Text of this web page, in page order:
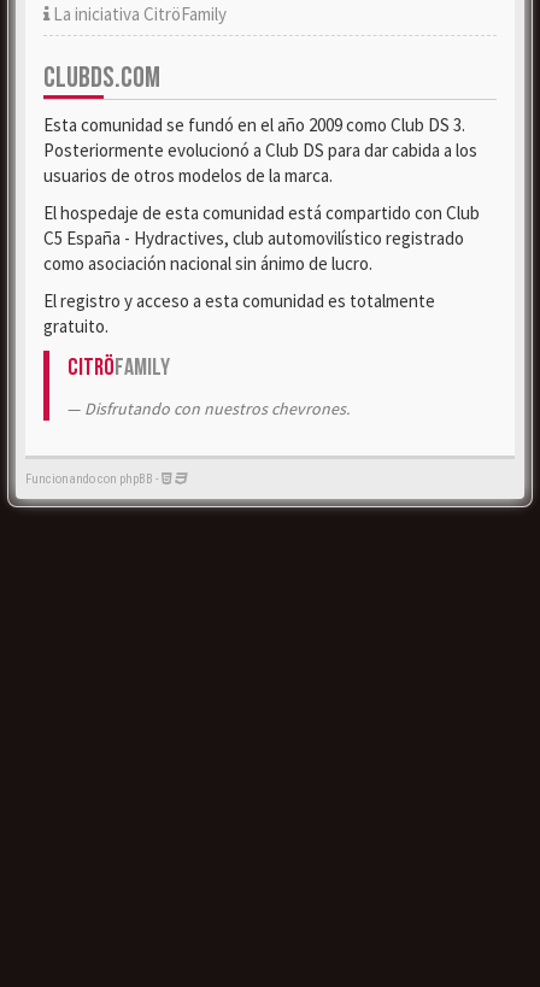
La iniciativa CitröFamily
CLUBDS.COM
Esta comunidad se fundó en el año 2009 como Club DS 3.
Posteriormente evolucionó a Club DS para dar cabida a los
usuarios de otros modelos de la marca.
El hospedaje de esta comunidad está compartido con Club
C5 España - Hydractives, club automovilístico registrado
como asociación nacional sin ánimo de lucro.
El registro y acceso a esta comunidad es totalmente
gratuito.
CitröFamily
Disfrutando con nuestros chevrones.
Funcionando con phpBB -